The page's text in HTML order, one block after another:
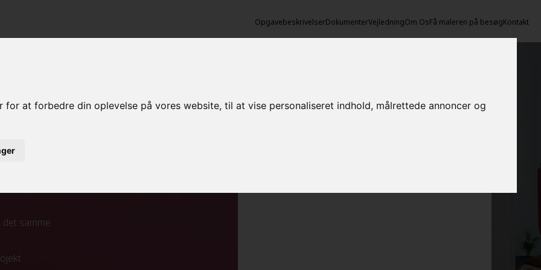
at forbedre din oplevelse på vores website, til at vise personaliseret indhold, målrettede annoncer og
OpgavebeskrivelserDokumenterVejledningOm OsFå maleren på besøgKontakt
maling i Kongens
det samme